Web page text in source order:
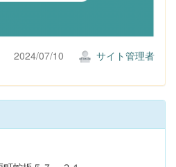
2024/07/10 サイト管理者